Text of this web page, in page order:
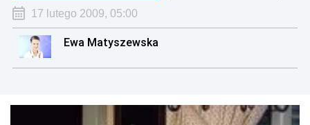
17 lutego 2009, 05:00
Ewa Matyszewska